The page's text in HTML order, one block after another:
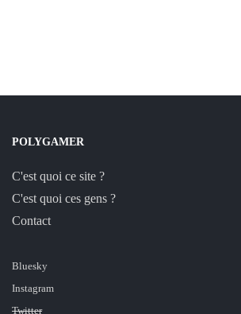
POLYGAMER
C'est quoi ce site ?
C'est quoi ces gens ?
Contact
Bluesky
Instagram
Twitter